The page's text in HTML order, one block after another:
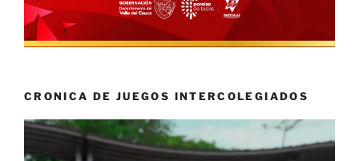
CRONICA DE JUEGOS INTERCOLEGIADOS
Reproductor